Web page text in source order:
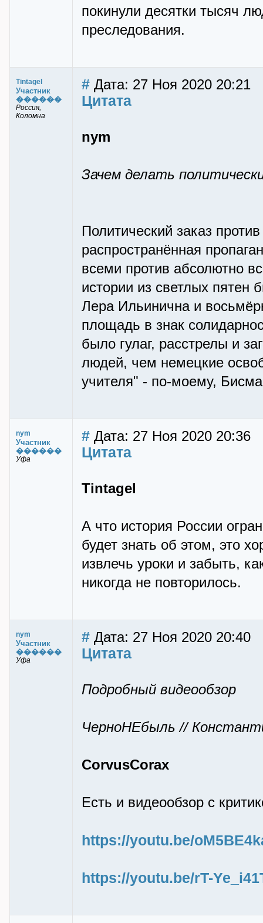
покинули десятки тысяч
преследования.
Tintagel
Участник
������
Россия,
Коломна
# Дата: 27 Ноя 2020 20:21
Цитата
nym
Зачем делать
Политический заказ
распространённая
всеми против абсолютно
истории из светлых
Лера Ильинична и
площадь в знак
было гулаг, расстрелы и
людей, чем немецкие
учителя" - по-моему,
nym
Участник
������
Уфа
# Дата: 27 Ноя 2020 20:36
Цитата
Tintagel
А что история России
будет знать об этом, это
извлечь уроки и забыть,
никогда не повторилось.
nym
Участник
������
Уфа
# Дата: 27 Ноя 2020 20:40
Цитата
Подробный видеообзор
ЧерноНЕбыль //
CorvusCorax
Есть и видеообзор с
https://youtu.be/
https://youtu.be/rT-